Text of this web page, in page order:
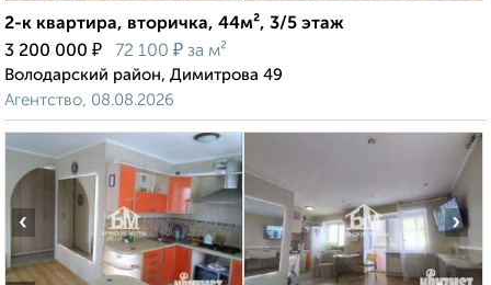
2-к квартира, вторичка, 44м², 3/5 этаж
3 200 000 ₽ 72 100 ₽ за м²
Володарский район, Димитрова 49
Агентство, 08.08.2026
‹ ›